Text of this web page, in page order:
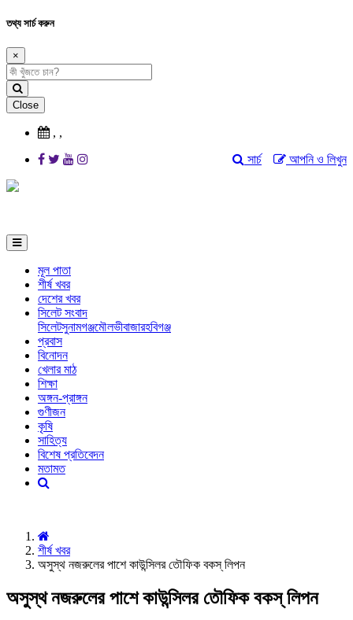
তথ্য সার্চ করুন
×
Close
, ,
আপনি ও লিখুন
সার্চ
মূল পাতা
শীর্ষ খবর
দেশের খবর
সিলেট সংবাদ
সিলেটসুনামগঞ্জমৌলভীবাজারহবিগঞ্জ
প্রবাস
বিনোদন
খেলার মাঠ
শিক্ষা
অঙ্গন-প্রাঙ্গন
গুণীজন
কৃষি
সাহিত্য
বিশেষ প্রতিবেদন
মতামত
শীর্ষ খবর
অসুস্থ নজরুলের পাশে কাউন্সিলর তৌফিক বকস্ লিপন
অসুস্থ নজরুলের পাশে কাউন্সিলর তৌফিক বকস্ লিপন